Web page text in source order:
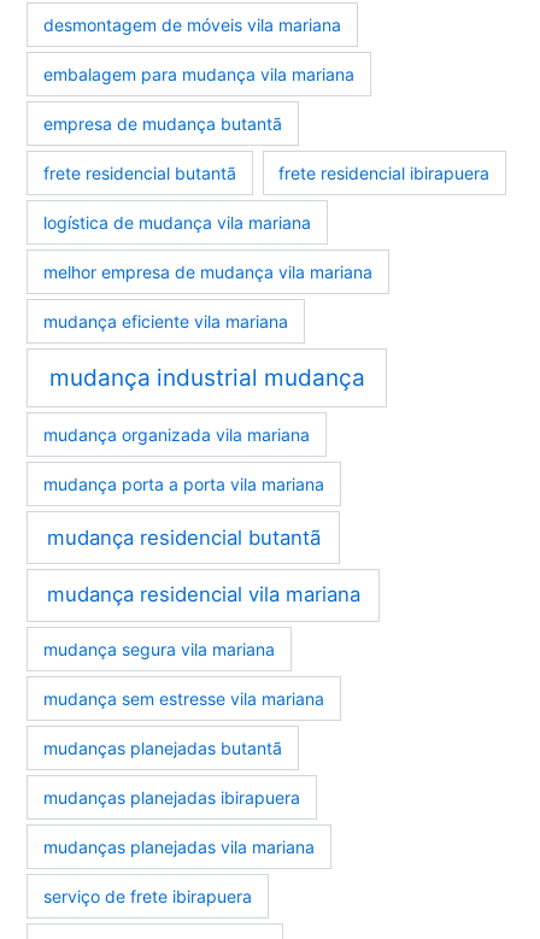
desmontagem de móveis vila mariana
embalagem para mudança vila mariana
empresa de mudança butantã
frete residencial butantã frete residencial ibirapuera
logística de mudança vila mariana
melhor empresa de mudança vila mariana
mudança eficiente vila mariana
mudança industrial mudança
mudança organizada vila mariana
mudança porta a porta vila mariana
mudança residencial butantã
mudança residencial vila mariana
mudança segura vila mariana
mudança sem estresse vila mariana
mudanças planejadas butantã
mudanças planejadas ibirapuera
mudanças planejadas vila mariana
serviço de frete ibirapuera